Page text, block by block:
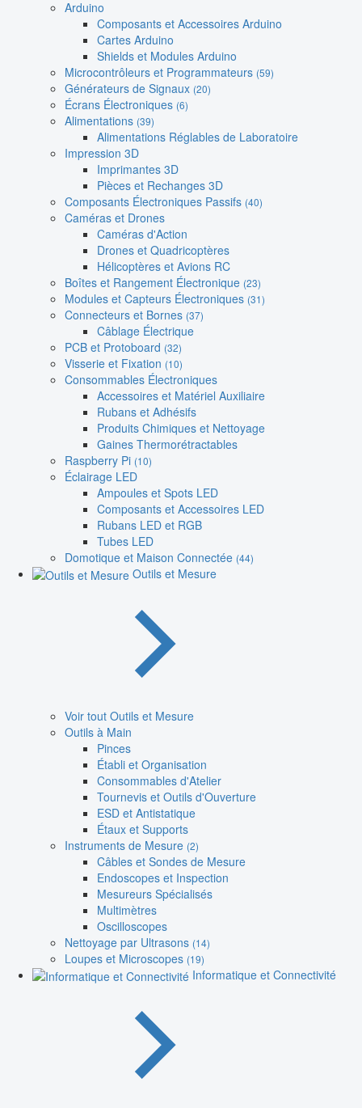
Arduino
Composants et Accessoires Arduino
Cartes Arduino
Shields et Modules Arduino
Microcontrôleurs et Programmateurs (59)
Générateurs de Signaux (20)
Écrans Électroniques (6)
Alimentations (39)
Alimentations Réglables de Laboratoire
Impression 3D
Imprimantes 3D
Pièces et Rechanges 3D
Composants Électroniques Passifs (40)
Caméras et Drones
Caméras d'Action
Drones et Quadricoptères
Hélicoptères et Avions RC
Boîtes et Rangement Électronique (23)
Modules et Capteurs Électroniques (31)
Connecteurs et Bornes (37)
Câblage Électrique
PCB et Protoboard (32)
Visserie et Fixation (10)
Consommables Électroniques
Accessoires et Matériel Auxiliaire
Rubans et Adhésifs
Produits Chimiques et Nettoyage
Gaines Thermorétractables
Raspberry Pi (10)
Éclairage LED
Ampoules et Spots LED
Composants et Accessoires LED
Rubans LED et RGB
Tubes LED
Domotique et Maison Connectée (44)
Outils et Mesure
Voir tout Outils et Mesure
Outils à Main
Pinces
Établi et Organisation
Consommables d'Atelier
Tournevis et Outils d'Ouverture
ESD et Antistatique
Étaux et Supports
Instruments de Mesure (2)
Câbles et Sondes de Mesure
Endoscopes et Inspection
Mesureurs Spécialisés
Multimètres
Oscilloscopes
Nettoyage par Ultrasons (14)
Loupes et Microscopes (19)
Informatique et Connectivité